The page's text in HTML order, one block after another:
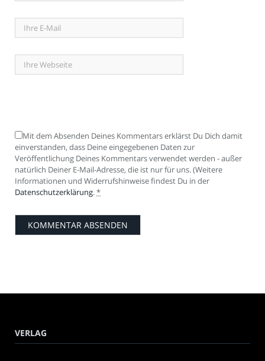
Mit dem Absenden Deines Kommentars erklärst Du Dich damit
einverstanden, dass Deine eingegebenen Daten zur
Veröffentlichung Deines Kommentars verwendet werden - außer
natürlich Deiner E-Mail-Adresse, die ist nur für uns. (Weitere
Informationen und Widerrufshinweise findest Du in der
Datenschutzerklärung.*
VERLAG